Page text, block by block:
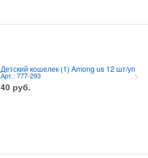
Детский кошелек (1) Among us 12 шт/уп
Арт.: 777-293
40 руб.